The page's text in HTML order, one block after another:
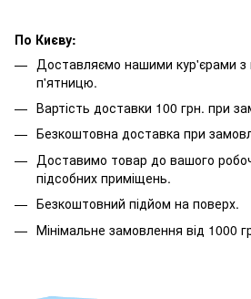
По Києву:
Доставляємо нашими кур'єрами з
п'ятницю.
Вартість доставки 100 грн. при
Безкоштовна доставка при
Доставимо товар до вашого
підсобних приміщень.
Безкоштовний підйом на поверх.
Мінімальне замовлення від 1000